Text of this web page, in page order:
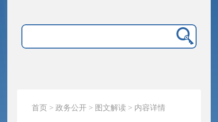
首页 > 政务公开 > 图文解读 > 内容详情